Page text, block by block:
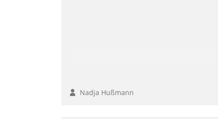
Nadja Hußmann